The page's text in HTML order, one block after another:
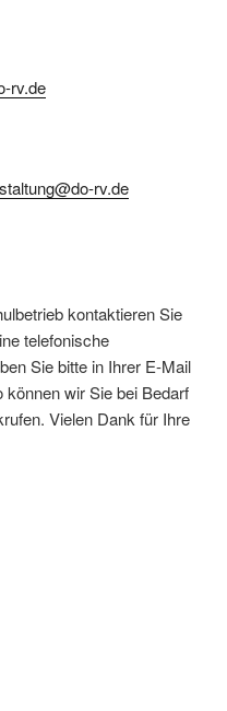
rv.de
rv.de
kontaktieren Sie
telefonische
Sie bitte in Ihrer E-Mail
wir Sie bei Bedarf
Vielen Dank für Ihre